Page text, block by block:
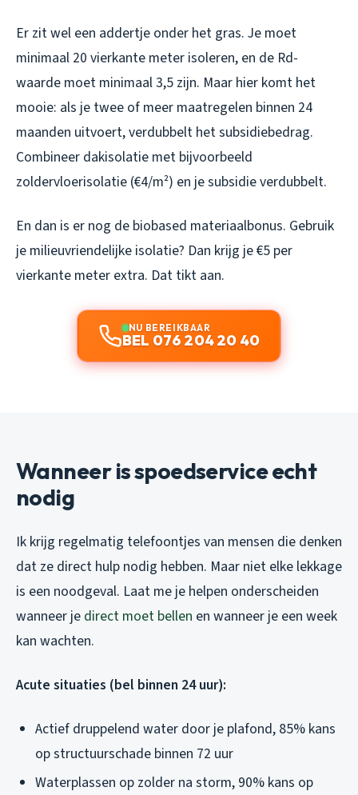
Er zit wel een addertje onder het gras. Je moet
minimaal 20 vierkante meter isoleren, en de Rd-
waarde moet minimaal 3,5 zijn. Maar hier komt het
mooie: als je twee of meer maatregelen binnen 24
maanden uitvoert, verdubbelt het subsidiebedrag.
Combineer dakisolatie met bijvoorbeeld
zoldervloerisolatie (€4/m²) en je subsidie verdubbelt.
En dan is er nog de biobased materiaalbonus. Gebruik
je milieuvriendelijke isolatie? Dan krijg je €5 per
vierkante meter extra. Dat tikt aan.
NU BEREIKBAAR
BEL 076 204 20 40
Wanneer is spoedservice echt
nodig
Ik krijg regelmatig telefoontjes van mensen die denken
dat ze direct hulp nodig hebben. Maar niet elke lekkage
is een noodgeval. Laat me je helpen onderscheiden
wanneer je direct moet bellen en wanneer je een week
kan wachten.
Acute situaties (bel binnen 24 uur):
Actief druppelend water door je plafond, 85% kans
op structuurschade binnen 72 uur
Waterplassen op zolder na storm, 90% kans op